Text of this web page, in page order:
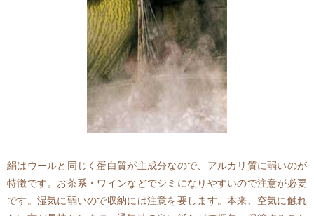
絹はウールと同じく蛋白質が主成分なので、アルカリ質に弱いのが
特徴です。お茶系・ワインなどでシミになりやすいので注意が必要
です。湿気に弱いので収納には注意を要します。本来、空気に触れ